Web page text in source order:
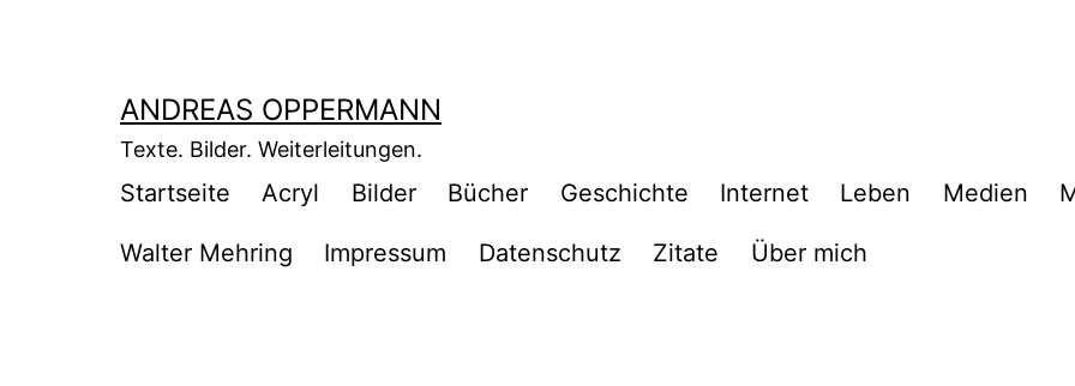
ANDREAS OPPERMANN
Texte. Bilder. Weiterleitungen.
Startseite Acryl Bilder Bücher Geschichte Internet Leben Medien
Walter Mehring Impressum Datenschutz Zitate Über mich